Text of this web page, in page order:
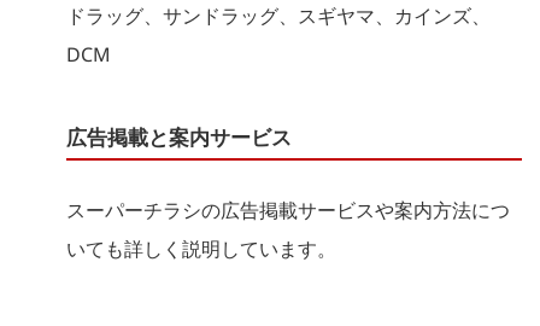
ドラッグ、サンドラッグ、スギヤマ、カインズ、
DCM
広告掲載と案内サービス
スーパーチラシの広告掲載サービスや案内方法につ
いても詳しく説明しています。